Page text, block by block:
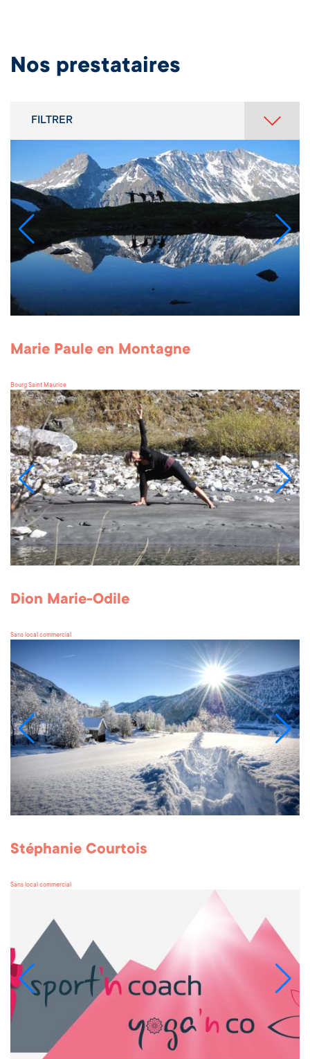
Nos prestataires
FILTRER
Marie Paule en Montagne
Bourg Saint Maurice
Dion Marie-Odile
Sans local commercial
Stéphanie Courtois
Sans local commercial